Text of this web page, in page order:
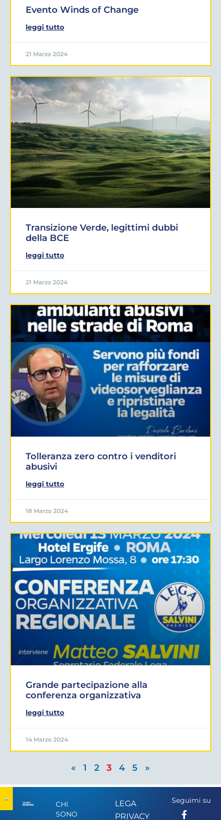
Evento Winds of Change
leggi tutto
21 Marzo 2024
Transizione Verde, legittimi dubbi
della BCE
leggi tutto
21 Marzo 2024
Tolleranza zero contro i venditori
abusivi
leggi tutto
18 Marzo 2024
Grande partecipazione alla
conferenza organizzativa
leggi tutto
14 Marzo 2024
« 1 2 3 4 5 »
CHI
SONO
LEGA
PRIVACY
Seguimi su